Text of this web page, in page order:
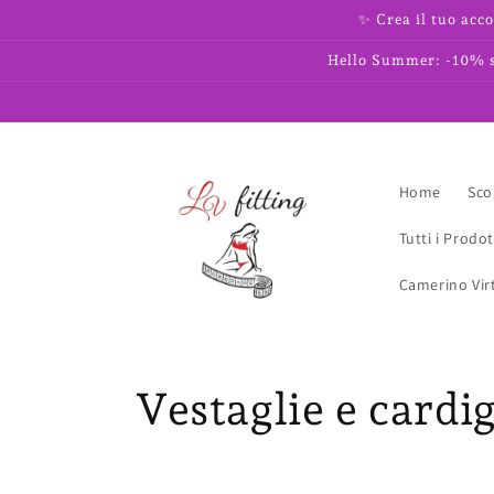
✨ Crea il tuo
Hello Summer: -10%
Home
Tutti i
Camerino
C
Vestaglie e